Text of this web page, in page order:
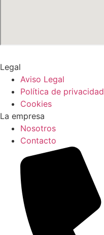
Legal
Aviso Legal
Política de privacidad
Cookies
La empresa
Nosotros
Contacto